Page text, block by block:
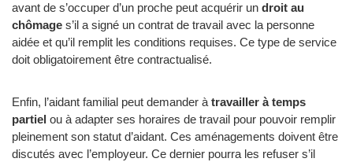
avant de s’occuper d’un proche peut acquérir un droit au
chômage s’il a signé un contrat de travail avec la personne
aidée et qu’il remplit les conditions requises. Ce type de service
doit obligatoirement être contractualisé.
Enfin, l’aidant familial peut demander à travailler à temps
partiel ou à adapter ses horaires de travail pour pouvoir remplir
pleinement son statut d’aidant. Ces aménagements doivent être
discutés avec l’employeur. Ce dernier pourra les refuser s’il